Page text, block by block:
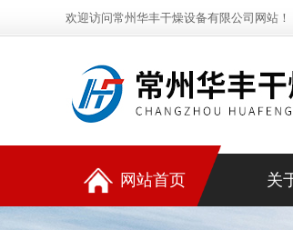
欢迎访问常州华丰干燥设备有限公司网站！
网站首页 关